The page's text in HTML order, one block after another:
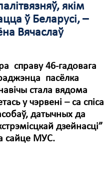
якім
ў Беларусі, –
Вячаслаў
справу 46-гадовага
пасёлка
стала вядома
у чэрвені – са спіса
датычных да
дзейнасці”
сайце МУС.